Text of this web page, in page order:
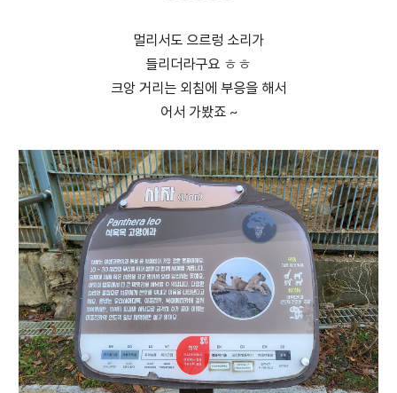
멀리서도 으르렁 소리가
들리더라구요 ㅎㅎ
크앙 거리는 외침에 부응을 해서
어서 가봤죠 ~